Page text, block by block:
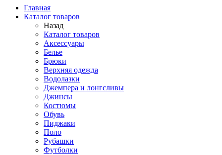
Главная
Каталог товаров
Назад
Каталог товаров
Аксессуары
Белье
Брюки
Верхняя одежда
Водолазки
Джемпера и лонгсливы
Джинсы
Костюмы
Обувь
Пиджаки
Поло
Рубашки
Футболки